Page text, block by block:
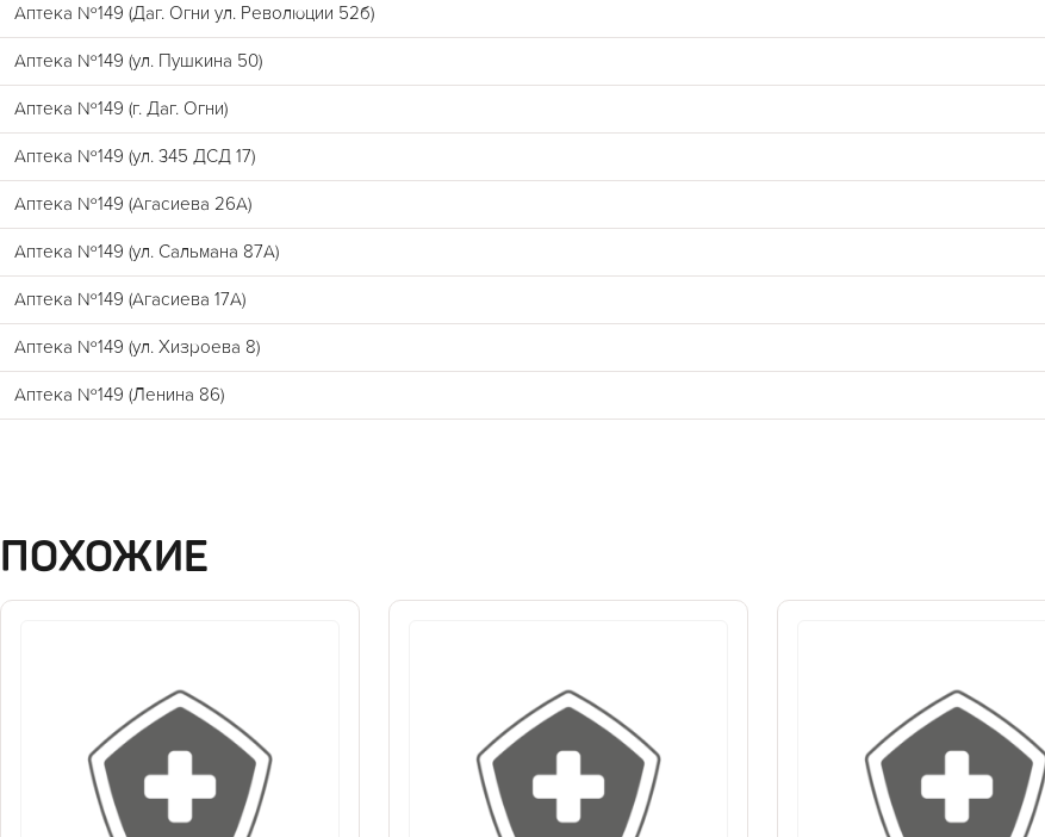
Аптека №149 (Даг. Огни ул. Революции 52б)
Аптека №149 (ул. Пушкина 50)
Аптека №149 (г. Даг. Огни)
Аптека №149 (ул. 345 ДСД 17)
Аптека №149 (Агасиева 26А)
Аптека №149 (ул. Сальмана 87А)
Аптека №149 (Агасиева 17А)
Аптека №149 (ул. Хизроева 8)
Аптека №149 (Ленина 86)
ПОХОЖИЕ